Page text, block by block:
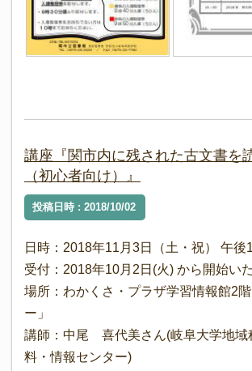
講座『関市内に残された古文書を
（初心者向け）』
投稿日時 : 2018/10/02
日時：2018年11月3日（土・祝） 午後
受付：2018年10月2日(火) から開始い
場所：わかくさ・プラザ学習情報館2
ー」
講師：中尾 喜代美さん(岐阜大学地域
料・情報センター)